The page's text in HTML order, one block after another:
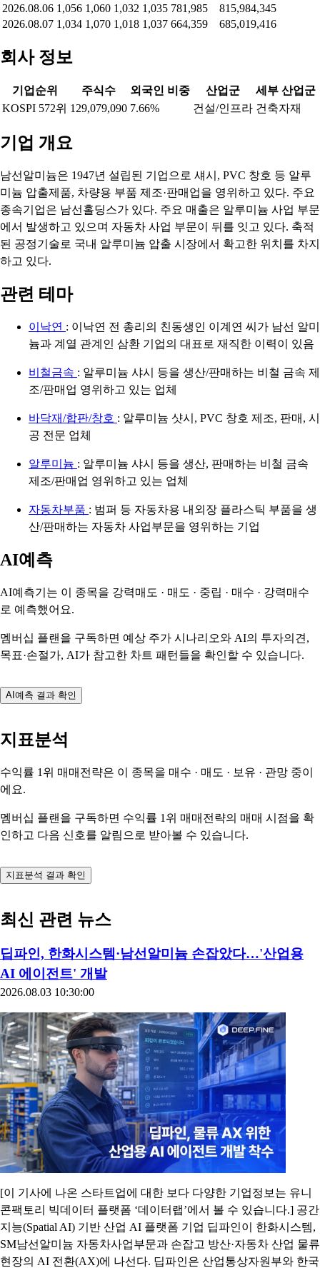
2026.08.06 1,056 1,060 1,032 1,035 781,985
815,984,345
2026.08.07 1,034 1,070 1,018 1,037 664,359 685,019,416
회사 정보
기업순위 주식수 외국인 비중 산업군
세부 산업군
KOSPI 572위 129,079,090 7.66% 건설/인프라 건축자재
기업 개요
남선알미늄은 1947년 설립된 기업으로 섀시, PVC 창호 등 알루
미늄 압출제품, 차량용 부품 제조·판매업을 영위하고 있다. 주요
종속기업은 남선홀딩스가 있다. 주요 매출은 알루미늄 사업 부문
에서 발생하고 있으며 자동차 사업 부문이 뒤를 잇고 있다. 축적
된 공정기술로 국내 알루미늄 압출 시장에서 확고한 위치를 차지
하고 있다.
관련 테마
이낙연 : 이낙연 전 총리의 친동생인 이계연 씨가 남선 알미
늄과 계열 관계인 삼환 기업의 대표로 재직한 이력이 있음
비철금속 : 알루미늄 샤시 등을 생산/판매하는 비철 금속 제
조/판매업 영위하고 있는 업체
바닥재/합판/창호 : 알루미늄 샷시, PVC 창호 제조, 판매, 시
공 전문 업체
알루미늄 : 알루미늄 샤시 등을 생산, 판매하는 비철 금속
제조/판매업 영위하고 있는 업체
자동차부품 : 범퍼 등 자동차용 내외장 플라스틱 부품을 생
산/판매하는 자동차 사업부문을 영위하는 기업
AI예측
AI예측기는 이 종목을 강력매도 · 매도 · 중립 · 매수 · 강력매수
로 예측했어요.
멤버십 플랜을 구독하면 예상 주가 시나리오와 AI의 투자의견,
목표·손절가, AI가 참고한 차트 패턴들을 확인할 수 있습니다.
AI예측 결과 확인
지표분석
수익률 1위 매매전략은 이 종목을 매수 · 매도 · 보유 · 관망 중이
에요.
멤버십 플랜을 구독하면 수익률 1위 매매전략의 매매 시점을 확
인하고 다음 신호를 알림으로 받아볼 수 있습니다.
지표분석 결과 확인
최신 관련 뉴스
딥파인, 한화시스템·남선알미늄 손잡았다…'산업용
AI 에이전트' 개발
2026.08.03 10:30:00
[이 기사에 나온 스타트업에 대한 보다 다양한 기업정보는 유니
콘팩토리 빅데이터 플랫폼 ‘데이터랩’에서 볼 수 있습니다.] 공간
지능(Spatial AI) 기반 산업 AI 플랫폼 기업 딥파인이 한화시스템,
SM남선알미늄 자동차사업부문과 손잡고 방산·자동차 산업 물류
현장의 AI 전환(AX)에 나선다. 딥파인은 산업통상자원부와 한국